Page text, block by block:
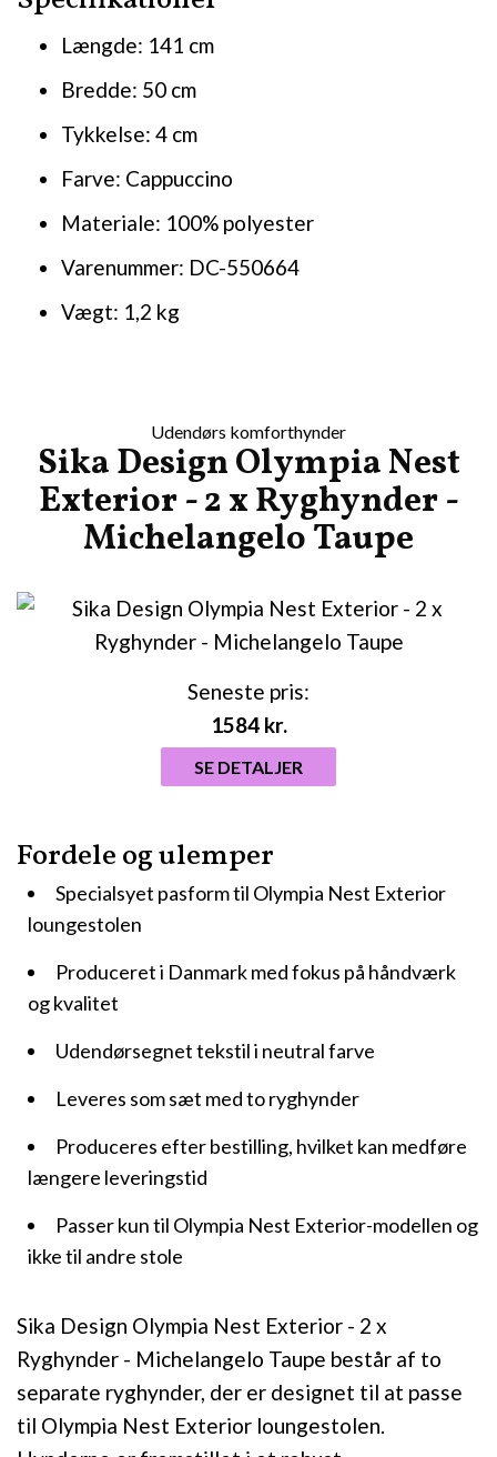
Længde: 141 cm
Bredde: 50 cm
Tykkelse: 4 cm
Farve: Cappuccino
Materiale: 100% polyester
Varenummer: DC-550664
Vægt: 1,2 kg
Udendørs komforthynder
Sika Design Olympia Nest
Exterior - 2 x Ryghynder -
Michelangelo Taupe
Sika Design Olympia Nest Exterior - 2 x
Ryghynder - Michelangelo Taupe består af to
separate ryghynder, der er designet til at passe
til Olympia Nest Exterior loungestolen.
Fordele og ulemper
Specialsyet pasform til Olympia Nest Exterior
loungestolen
Produceret i Danmark med fokus på håndværk
og kvalitet
Udendørsegnet tekstil i neutral farve
Leveres som sæt med to ryghynder
Produceres efter bestilling, hvilket kan medføre
længere leveringstid
Passer kun til Olympia Nest Exterior-modellen og
ikke til andre stole
Seneste pris:
1584 kr.
SE DETALJER